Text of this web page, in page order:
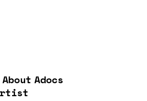
About Adocs